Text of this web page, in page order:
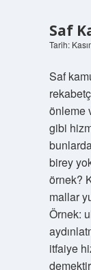
Saf
Tarih:
Saf
önleme
gibi
birey
örnek?
mallar
Örnek:
itfaiye